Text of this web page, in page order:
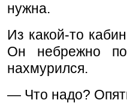
нужна.
Из какой-то
Он небрежно
нахмурился.
— Что надо?